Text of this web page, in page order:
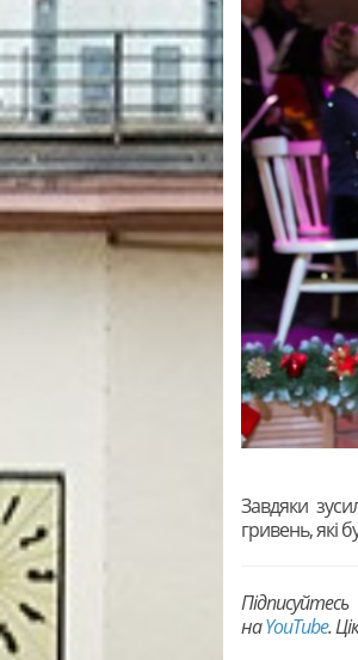
Завдяки
гривень, які
наYouTubе.